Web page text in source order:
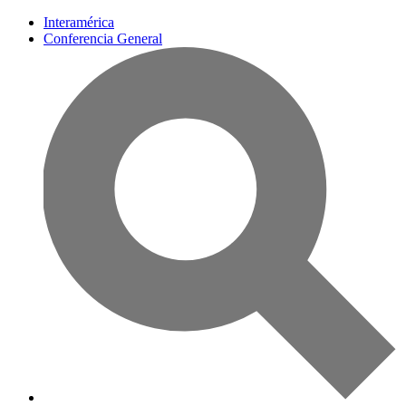
Interamérica
Conferencia General